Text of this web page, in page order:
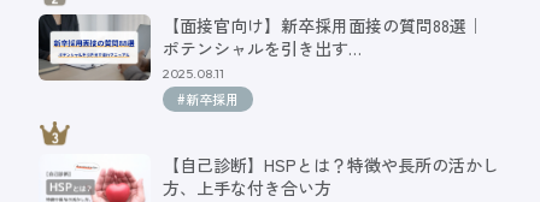
【面接官向け】新卒採用面接の質問88選｜
ポテンシャルを引き出す…
2025.08.11
#新卒採用
【自己診断】HSPとは？特徴や長所の活かし
方、上手な付き合い方